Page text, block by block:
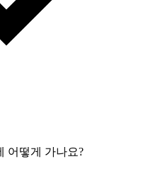
어떻게 가나요?